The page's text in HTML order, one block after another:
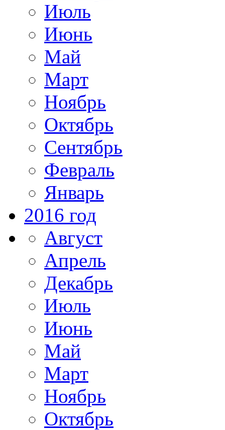
Июль
Июнь
Май
Март
Ноябрь
Октябрь
Сентябрь
Февраль
Январь
2016 год
Август
Апрель
Декабрь
Июль
Июнь
Май
Март
Ноябрь
Октябрь